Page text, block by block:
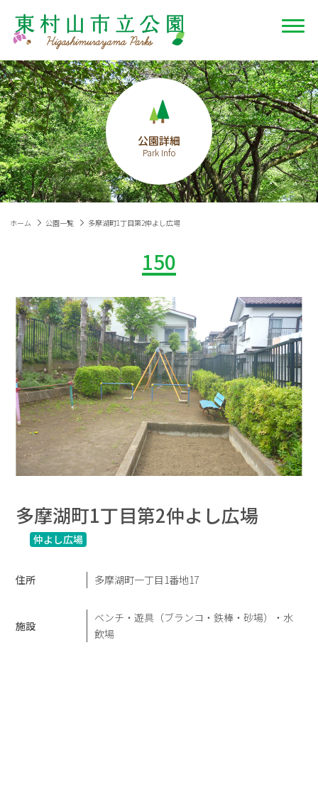
公園詳細
ホーム 公園一覧 多摩湖町1丁目第2仲よし広場
150
多摩湖町1丁目第2仲よし広場
仲よし広場
住所 多摩湖町一丁目1番地17
施設
ベンチ・遊具（ブランコ・鉄棒・砂場）・水
飲場